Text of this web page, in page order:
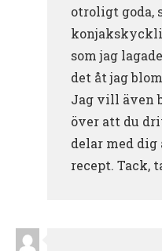
otroligt goda,
som jag
det åt jag
Jag vill även
över att du
delar med dig
recept. Tack,